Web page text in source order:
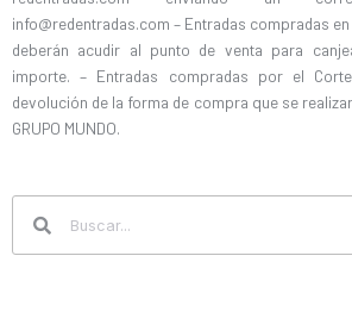
info@redentradas.com – Entradas compradas
deberán acudir al punto de venta para
importe. – Entradas compradas por el
devolución de la forma de compra que se
GRUPO MUNDO.